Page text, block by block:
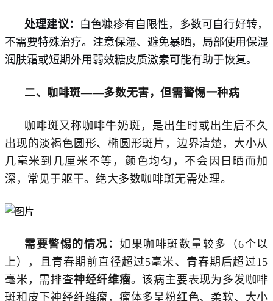
处理建议：
白色糠疹有自限性，多数可自行好转，
不需要特殊治疗。注意保湿、避免暴晒，局部使用保湿
润肤霜或短期外用弱效糖皮质激素可能有助于恢复。
二、咖啡斑——多数无害，但需警惕一种病
咖啡斑又称咖啡牛奶斑，是出生时或出生后不久
出现的淡褐色圆形、椭圆形斑片，边界清楚，大小从
几毫米到几厘米不等，颜色均匀，不会因日晒而加
深，常见于躯干。绝大多数咖啡斑无需处理。
需要警惕的情况：如果咖啡斑数量较多（6个以
上），且青春期前直径超过5毫米、青春期后超过15
毫米，需排查神经纤维瘤。该病主要表现为多发咖啡
斑和皮下神经纤维瘤，瘤体多呈粉红色、柔软、大小